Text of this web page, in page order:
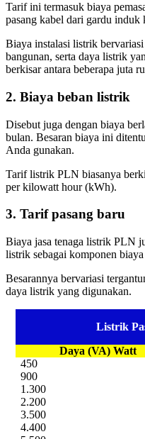
Tarif ini termasuk biaya
pasang kabel dari gardu induk
Biaya instalasi listrik
bangunan, serta daya listrik
berkisar antara beberapa juta
2. Biaya beban listrik
Disebut juga dengan biaya
bulan. Besaran biaya ini
Anda gunakan.
Tarif listrik PLN biasanya
per kilowatt hour (kWh).
3. Tarif pasang baru
Biaya jasa tenaga listrik PLN
listrik sebagai komponen
Besarannya bervariasi
daya listrik yang digunakan.
Listrik
Daya (VA) Watt
450
900
1.300
2.200
3.500
4.400